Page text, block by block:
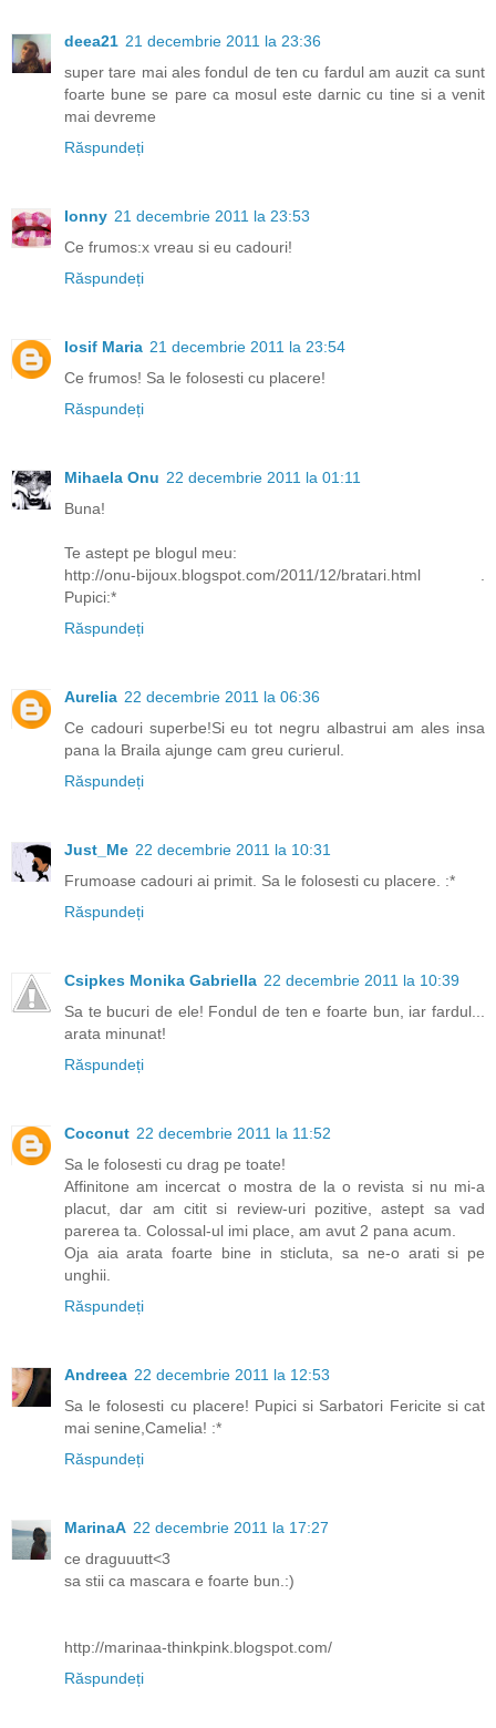
deea21 21 decembrie 2011 la 23:36
super tare mai ales fondul de ten cu fardul am auzit ca sunt
foarte bune se pare ca mosul este darnic cu tine si a venit
mai devreme
Răspundeți
Ionny 21 decembrie 2011 la 23:53
Ce frumos:x vreau si eu cadouri!
Răspundeți
Iosif Maria 21 decembrie 2011 la 23:54
Ce frumos! Sa le folosesti cu placere!
Răspundeți
Mihaela Onu 22 decembrie 2011 la 01:11
Buna!
Te astept pe blogul meu:
http://onu-bijoux.blogspot.com/2011/12/bratari.html .
Pupici:*
Răspundeți
Aurelia 22 decembrie 2011 la 06:36
Ce cadouri superbe!Si eu tot negru albastrui am ales insa
pana la Braila ajunge cam greu curierul.
Răspundeți
Just_Me 22 decembrie 2011 la 10:31
Frumoase cadouri ai primit. Sa le folosesti cu placere. :*
Răspundeți
Csipkes Monika Gabriella 22 decembrie 2011 la 10:39
Sa te bucuri de ele! Fondul de ten e foarte bun, iar fardul...
arata minunat!
Răspundeți
Coconut 22 decembrie 2011 la 11:52
Sa le folosesti cu drag pe toate!
Affinitone am incercat o mostra de la o revista si nu mi-a
placut, dar am citit si review-uri pozitive, astept sa vad
parerea ta. Colossal-ul imi place, am avut 2 pana acum.
Oja aia arata foarte bine in sticluta, sa ne-o arati si pe
unghii.
Răspundeți
Andreea 22 decembrie 2011 la 12:53
Sa le folosesti cu placere! Pupici si Sarbatori Fericite si cat
mai senine,Camelia! :*
Răspundeți
MarinaA 22 decembrie 2011 la 17:27
ce draguuutt<3
sa stii ca mascara e foarte bun.:)
http://marinaa-thinkpink.blogspot.com/
Răspundeți